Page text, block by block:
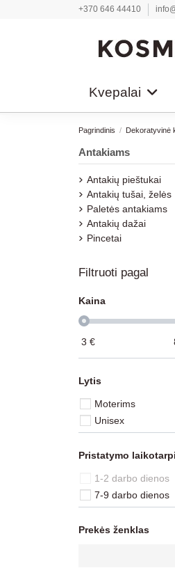
+370 646 44410
Kvepalai
Pagrindinis Dekoratyvinė
Antakiams
Antakių pieštukai
Antakių tušai, želės
Paletės antakiams
Antakių dažai
Pincetai
Filtruoti pagal
Kaina
3 €
Lytis
Moterims
Unisex
Pristatymo
1-2 darbo dienos
7-9 darbo dienos
Prekės ženklas